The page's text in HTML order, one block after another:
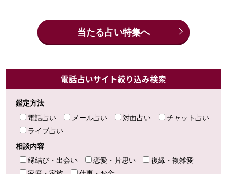
当たる占い特集へ
電話占いサイト絞り込み検索
鑑定方法
電話占い
メール占い 対面占い
チャット占い
ライブ占い
相談内容
縁結び・出会い
恋愛・片思い
復縁・複雑愛